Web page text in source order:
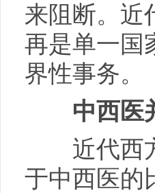
来阻断。近
再是单一国
界性事务。
中西医
近代西方
于中西医的